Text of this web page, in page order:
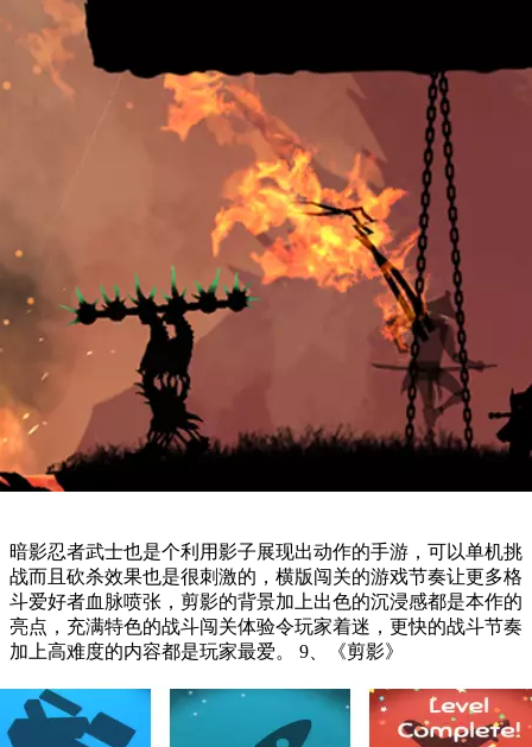
暗影忍者武士也是个利用影子展现出动作的手游，可以单机挑
战而且砍杀效果也是很刺激的，横版闯关的游戏节奏让更多格
斗爱好者血脉喷张，剪影的背景加上出色的沉浸感都是本作的
亮点，充满特色的战斗闯关体验令玩家着迷，更快的战斗节奏
加上高难度的内容都是玩家最爱。 9、《剪影》